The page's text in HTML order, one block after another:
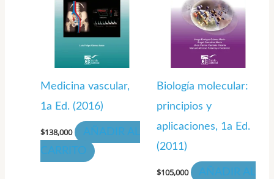
Medicina vascular,
1a Ed. (2016)
$138,000
AÑADIR AL
CARRITO
Biología molecular:
principios y
aplicaciones, 1a Ed.
(2011)
$105,000
AÑADIR AL